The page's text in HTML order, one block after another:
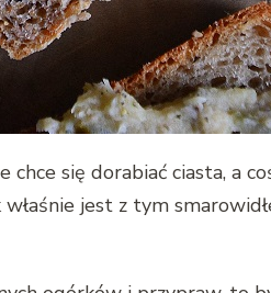
się dorabiać ciasta, a
jest z tym